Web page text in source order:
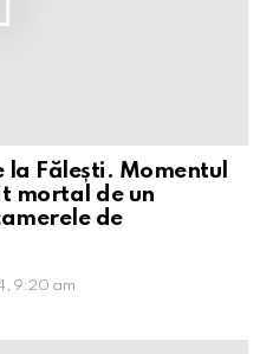
la Fălești. Momentul
mortal de un
de
9:20 am